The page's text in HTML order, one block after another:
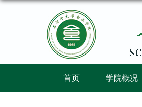
首页 学院概况